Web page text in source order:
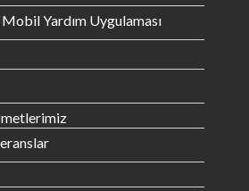
Yardım Uygulaması